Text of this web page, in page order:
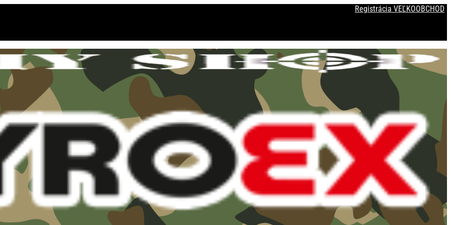
Registrácia VEĽKOOBCHOD